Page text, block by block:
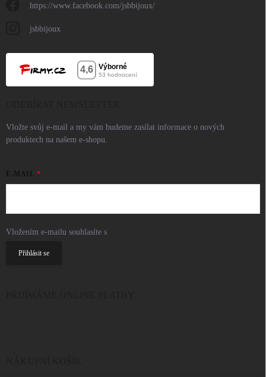
https://www.facebook.com/jsbbijoux/
jsbbijoux
Vložte svůj e-mail a my vám budeme zasílat informace o nových
produktech na našem e-shopu.
E-MAIL
Vložením e-mailu souhlasíte s
Přihlásit se